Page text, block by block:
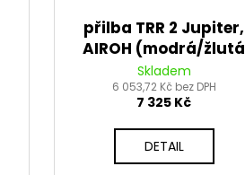
přilba TRR 2 Jupiter,
AIROH (modrá/žlutá
lesklá) 2026
Skladem
6 053,72 Kč bez DPH
7 325 Kč
DETAIL